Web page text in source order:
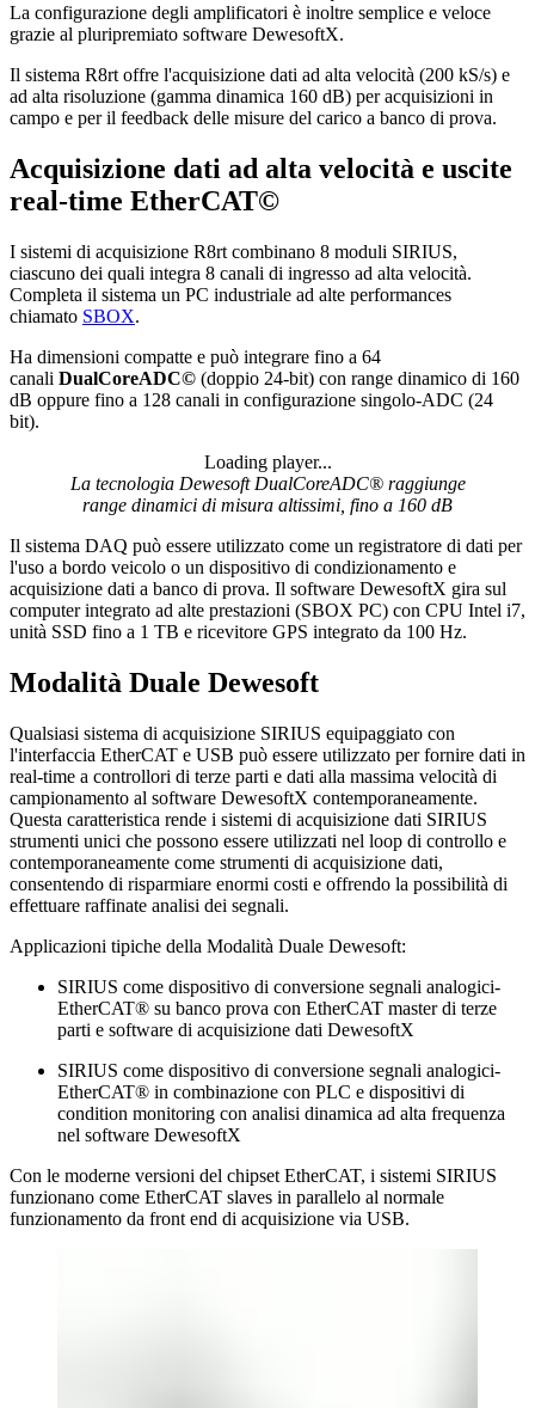
La configurazione degli amplificatori è inoltre semplice e veloce
grazie al pluripremiato software DewesoftX.
Il sistema R8rt offre l'acquisizione dati ad alta velocità (200 kS/s) e
ad alta risoluzione (gamma dinamica 160 dB) per acquisizioni in
campo e per il feedback delle misure del carico a banco di prova.
Acquisizione dati ad alta velocità e uscite
real-time EtherCAT©
I sistemi di acquisizione R8rt combinano 8 moduli SIRIUS,
ciascuno dei quali integra 8 canali di ingresso ad alta velocità.
Completa il sistema un PC industriale ad alte performances
chiamato SBOX.
Ha dimensioni compatte e può integrare fino a 64
canali DualCoreADC© (doppio 24-bit) con range dinamico di 160
dB oppure fino a 128 canali in configurazione singolo-ADC (24
bit).
Loading player...
Loading video...
La tecnologia Dewesoft DualCoreADC® raggiunge
range dinamici di misura altissimi, fino a 160 dB
Il sistema DAQ può essere utilizzato come un registratore di dati per
l'uso a bordo veicolo o un dispositivo di condizionamento e
acquisizione dati a banco di prova. Il software DewesoftX gira sul
computer integrato ad alte prestazioni (SBOX PC) con CPU Intel i7,
unità SSD fino a 1 TB e ricevitore GPS integrato da 100 Hz.
Modalità Duale Dewesoft
Qualsiasi sistema di acquisizione SIRIUS equipaggiato con
l'interfaccia EtherCAT e USB può essere utilizzato per fornire dati in
real-time a controllori di terze parti e dati alla massima velocità di
campionamento al software DewesoftX contemporaneamente.
Questa caratteristica rende i sistemi di acquisizione dati SIRIUS
strumenti unici che possono essere utilizzati nel loop di controllo e
contemporaneamente come strumenti di acquisizione dati,
consentendo di risparmiare enormi costi e offrendo la possibilità di
effettuare raffinate analisi dei segnali.
Applicazioni tipiche della Modalità Duale Dewesoft:
SIRIUS come dispositivo di conversione segnali analogici-
EtherCAT® su banco prova con EtherCAT master di terze
parti e software di acquisizione dati DewesoftX
SIRIUS come dispositivo di conversione segnali analogici-
EtherCAT® in combinazione con PLC e dispositivi di
condition monitoring con analisi dinamica ad alta frequenza
nel software DewesoftX
Con le moderne versioni del chipset EtherCAT, i sistemi SIRIUS
funzionano come EtherCAT slaves in parallelo al normale
funzionamento da front end di acquisizione via USB.